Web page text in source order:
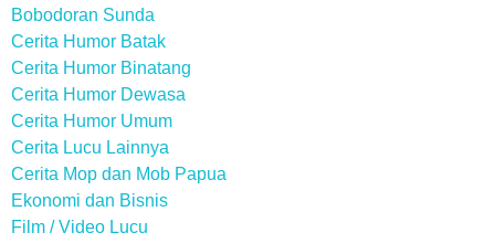
Bobodoran Sunda
Cerita Humor Batak
Cerita Humor Binatang
Cerita Humor Dewasa
Cerita Humor Umum
Cerita Lucu Lainnya
Cerita Mop dan Mob Papua
Ekonomi dan Bisnis
Film / Video Lucu